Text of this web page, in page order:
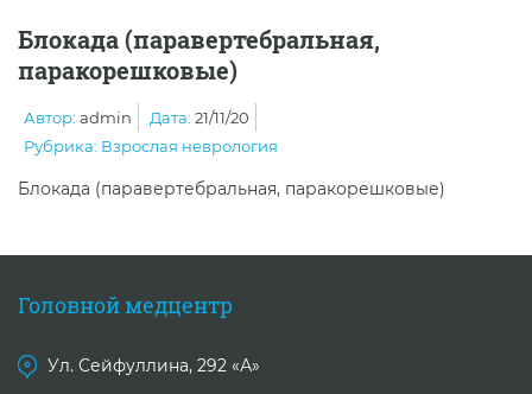
Блокада (паравертебральная,
паракорешковые)
Автор: admin Дата: 21/11/20
Рубрика: Взрослая неврология
Блокада (паравертебральная, паракорешковые)
Головной медцентр
Ул. Сейфуллина, 292 «А»